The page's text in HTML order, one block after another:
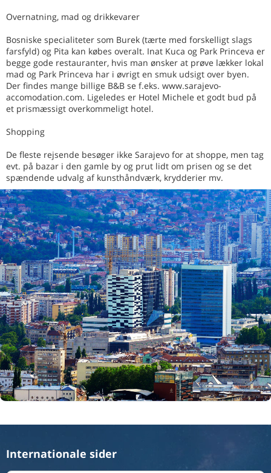
Overnatning, mad og drikkevarer
Bosniske specialiteter som Burek (tærte med forskelligt slags
farsfyld) og Pita kan købes overalt. Inat Kuca og Park Princeva er
begge gode restauranter, hvis man ønsker at prøve lækker lokal
mad og Park Princeva har i øvrigt en smuk udsigt over byen.
Der findes mange billige B&B se f.eks. www.sarajevo-
accomodation.com. Ligeledes er Hotel Michele et godt bud på
et prismæssigt overkommeligt hotel.
Shopping
De fleste rejsende besøger ikke Sarajevo for at shoppe, men tag
evt. på bazar i den gamle by og prut lidt om prisen og se det
spændende udvalg af kunsthåndværk, krydderier mv.
Internationale sider